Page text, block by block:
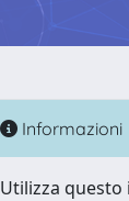
Informazioni
Utilizza